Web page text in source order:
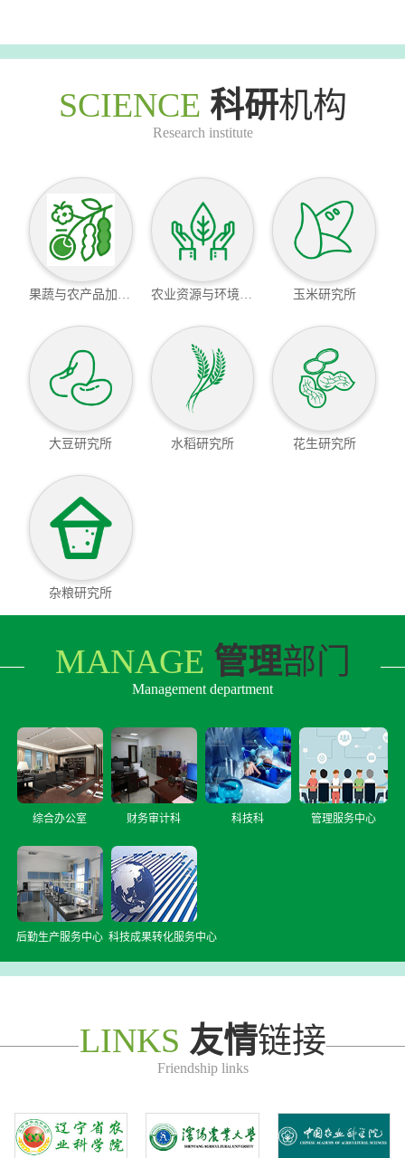
SCIENCE 科研机构
Research institute
果蔬与农产品加工研究所 农业资源与环境研究所 玉米研究所
大豆研究所 水稻研究所 花生研究所
杂粮研究所
MANAGE 管理部门
Management department
综合办公室 财务审计科 科技科 管理服务中心
后勤生产服务中心 科技成果转化服务中心
LINKS 友情链接
Friendship links